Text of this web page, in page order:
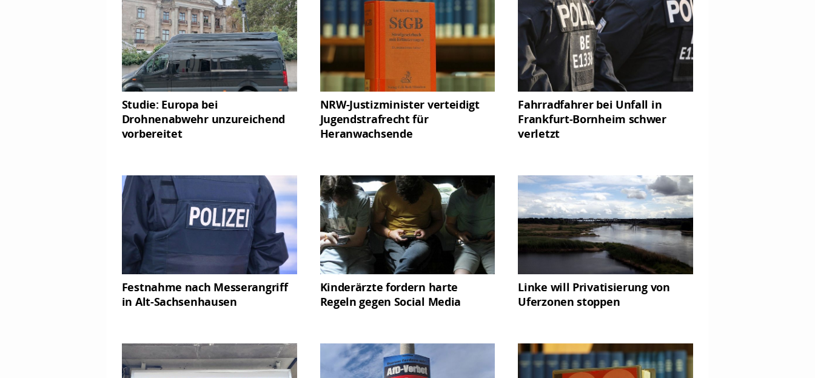
Studie: Europa bei
Drohnenabwehr unzureichend
vorbereitet
NRW-Justizminister verteidigt
Jugendstrafrecht für
Heranwachsende
Fahrradfahrer bei Unfall in
Frankfurt-Bornheim schwer
verletzt
Festnahme nach Messerangriff
in Alt-Sachsenhausen
Kinderärzte fordern harte
Regeln gegen Social Media
Linke will Privatisierung von
Uferzonen stoppen